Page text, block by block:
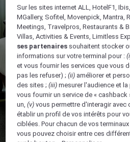
Sur les sites internet ALL, HotelF1,
MGallery, Sofitel, Movenpick, Mantra,
Meetings, Travelpros, Restaurants &
Villas, Activities & Events, Limitless
ses partenaires souhaitent stocker
informations sur votre terminal pour :
et vous fournir les services que vous
pas les refuser) ;(ii) améliorer et
des sites ;(iii) mesurer l'audience et
vous fournir un service de « cashback
un,(v) vous permettre d'interagir avec
établir un profil de vos intérêts pour
ciblées. Pour chacun de vos
vous pouvez choisir entre ces